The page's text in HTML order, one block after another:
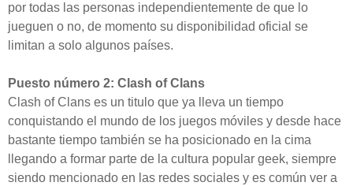
por todas las personas independientemente de que lo
jueguen o no, de momento su disponibilidad oficial se
limitan a solo algunos países.
Puesto número 2: Clash of Clans
Clash of Clans es un titulo que ya lleva un tiempo
conquistando el mundo de los juegos móviles y desde hace
bastante tiempo también se ha posicionado en la cima
llegando a formar parte de la cultura popular geek, siempre
siendo mencionado en las redes sociales y es común ver a